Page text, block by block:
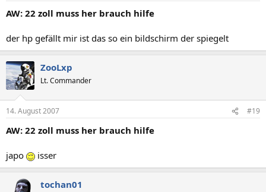
AW: 22 zoll muss her brauch hilfe
der hp gefällt mir ist das so ein bildschirm der spiegelt
ZooLxp
Lt. Commander
14. August 2007 #19
AW: 22 zoll muss her brauch hilfe
japo isser
tochan01